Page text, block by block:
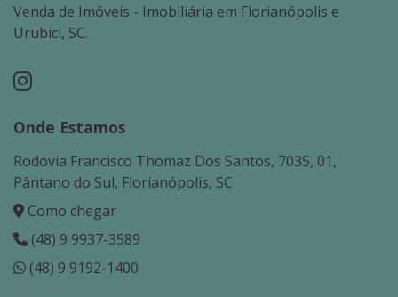
Venda de Imóveis - Imobiliária em Florianópolis e
Urubici, SC.
Onde Estamos
Rodovia Francisco Thomaz Dos Santos, 7035, 01,
Pântano do Sul, Florianópolis, SC
Como chegar
(48) 9 9937-3589
(48) 9 9192-1400